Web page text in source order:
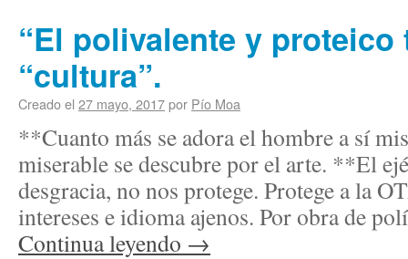
“El polivalente y proteico
“cultura”.
Creado el 27 mayo, 2017por Pío Moa
**Cuanto más se adora el hombre a sí
miserable se descubre por el arte. **El
desgracia, no nos protege. Protege a la
intereses e idioma ajenos. Por obra de
Continua leyendo →